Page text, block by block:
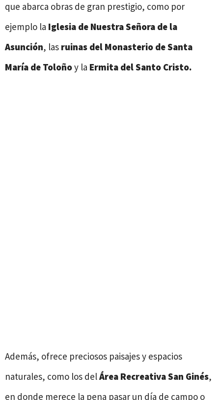
que abarca obras de gran prestigio, como por
ejemplo la Iglesia de Nuestra Señora de la
Asunción, las ruinas del Monasterio de Santa
María de Toloñoy la Ermita del Santo Cristo.
Además, ofrece preciosos paisajes y espacios
naturales, como los delÁrea Recreativa San Ginés,
en donde merece la pena pasar un día de campo o